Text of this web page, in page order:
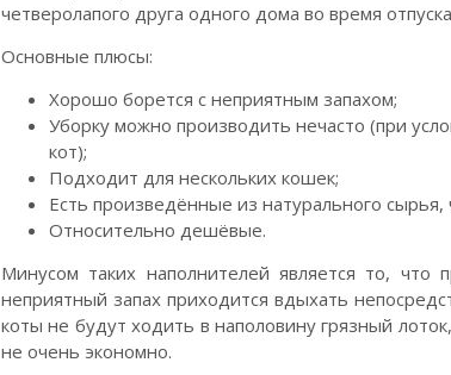
четверолапого друга одного дома во время
Основные плюсы:
Хорошо борется с неприятным запахом;
Уборку можно производить нечасто (при
кот);
Подходит для нескольких кошек;
Есть произведённые из натурального
Относительно дешёвые.
Минусом таких наполнителей является то,
неприятный запах приходится вдыхать
коты не будут ходить в наполовину грязный
не очень экономно.